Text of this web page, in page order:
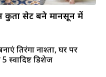
सेट बने मानसून में
तिरंगा नाश्ता, घर पर
स्वादिष्ट डिशेज